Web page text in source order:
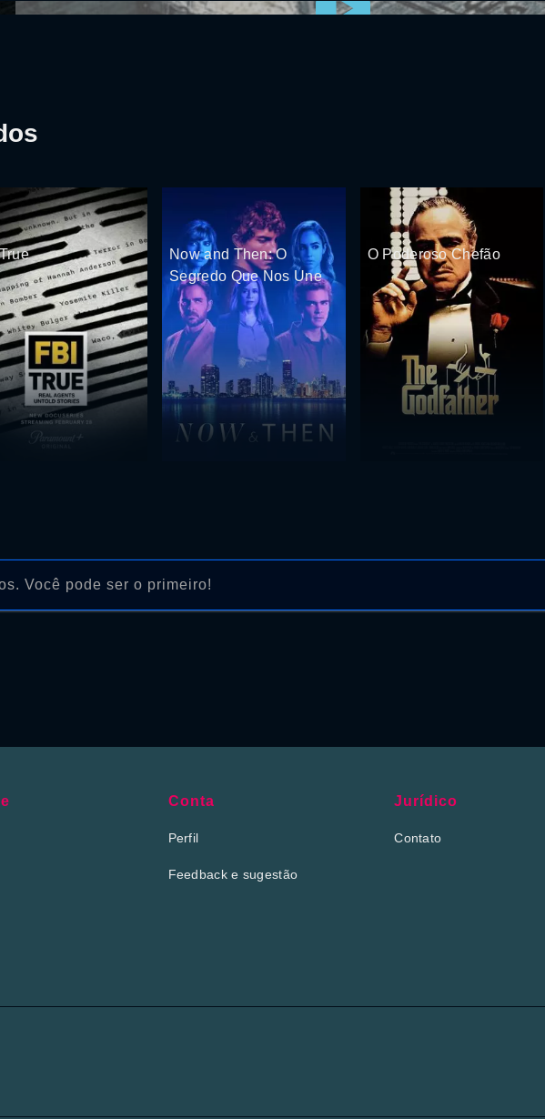
Você pode ser o primeiro!
Now and Then: O
Segredo Que Nos Une
O Poderoso Chefão
Conta
Perfil
Feedback e sugestão
Jurídico
Contato